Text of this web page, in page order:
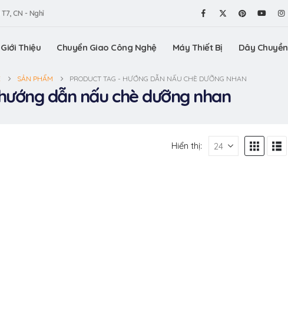
CN - Nghỉ
Giới Thiệu Chuyển Giao Công Nghệ Máy Thiết Bị Dây Chuyền
SẢN PHẨM PRODUCT TAG - HƯỚNG DẪN NẤU CHÈ DƯỠNG NHAN
dẫn nấu chè dưỡng nhan
Hiển thị: